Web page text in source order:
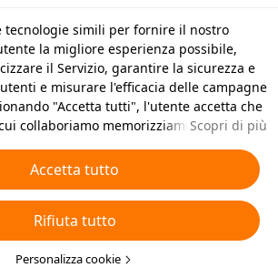
tecnologie simili per fornire il nostro
la migliore esperienza possibile,
il Servizio, garantire la sicurezza e
e misurare l'efficacia delle campagne
"Accetta tutti", l'utente accetta che
collaboriamo memorizziamo cookie e
può anche selezionare "Rifiuta tutti" per i
oppure scegliere quali tipi di cookie
cliccando su "Personalizza cookie" qui
nelle impostazioni sulla privacy.
visualizza la nostraInformativa sui
Simili.
Scopri di più
Accetta tutto
Rifiuta tutto
Personalizza cookie